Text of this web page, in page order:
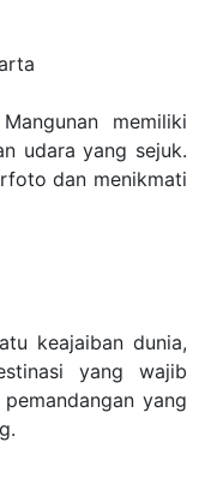
memiliki
udara yang sejuk.
dan menikmati
keajaiban dunia,
yang wajib
yang